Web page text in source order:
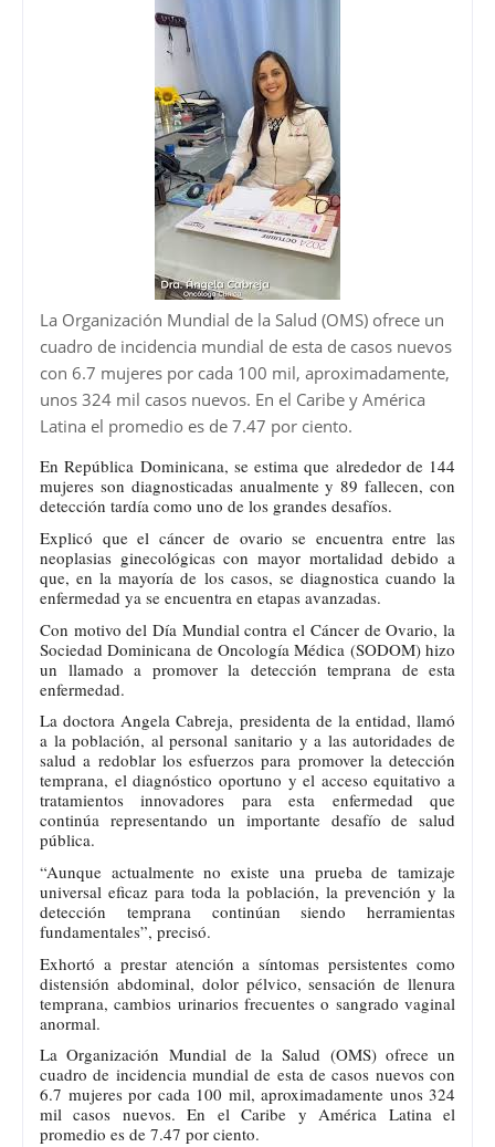
La Organización Mundial de la Salud (OMS) ofrece un
cuadro de incidencia mundial de esta de casos nuevos
con 6.7 mujeres por cada 100 mil, aproximadamente,
unos 324 mil casos nuevos. En el Caribe y América
Latina el promedio es de 7.47 por ciento.
En República Dominicana, se estima que alrededor de 144
mujeres son diagnosticadas anualmente y 89 fallecen, con
detección tardía como uno de los grandes desafíos.
Explicó que el cáncer de ovario se encuentra entre las
neoplasias ginecológicas con mayor mortalidad debido a
que, en la mayoría de los casos, se diagnostica cuando la
enfermedad ya se encuentra en etapas avanzadas.
Con motivo del Día Mundial contra el Cáncer de Ovario, la
Sociedad Dominicana de Oncología Médica (SODOM) hizo
un llamado a promover la detección temprana de esta
enfermedad.
La doctora Angela Cabreja, presidenta de la entidad, llamó
a la población, al personal sanitario y a las autoridades de
salud a redoblar los esfuerzos para promover la detección
temprana, el diagnóstico oportuno y el acceso equitativo a
tratamientos innovadores para esta enfermedad que
continúa representando un importante desafío de salud
pública.
“Aunque actualmente no existe una prueba de tamizaje
universal eficaz para toda la población, la prevención y la
detección temprana continúan siendo herramientas
fundamentales”, precisó.
Exhortó a prestar atención a síntomas persistentes como
distensión abdominal, dolor pélvico, sensación de llenura
temprana, cambios urinarios frecuentes o sangrado vaginal
anormal.
La Organización Mundial de la Salud (OMS) ofrece un
cuadro de incidencia mundial de esta de casos nuevos con
6.7 mujeres por cada 100 mil, aproximadamente unos 324
mil casos nuevos. En el Caribe y América Latina el
promedio es de 7.47 por ciento.